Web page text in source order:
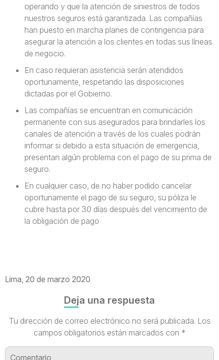
operando y que la atención de siniestros de todos
nuestros seguros está garantizada. Las compañías
han puesto en marcha planes de contingencia para
asegurar la atención a los clientes en todas sus líneas
de negocio.
En caso requieran asistencia serán atendidos
oportunamente, respetando las disposiciones
dictadas por el Gobierno.
Las compañías se encuentran en comunicación
permanente con sus asegurados para brindarles los
canales de atención a través de los cuales podrán
informar si debido a esta situación de emergencia,
presentan algún problema con el pago de su prima de
seguro.
En cualquier caso, de no haber podido cancelar
oportunamente el pago de su seguro, su póliza le
cubre hasta por 30 días después del vencimiento de
la obligación de pago
Lima, 20 de marzo 2020
Deja una respuesta
Tu dirección de correo electrónico no será publicada. Los
campos obligatorios están marcados con *